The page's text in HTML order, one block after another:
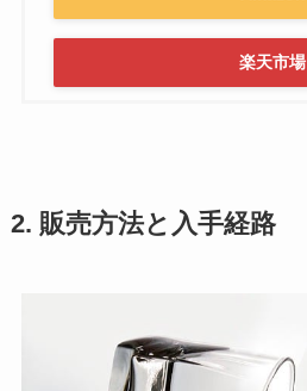
楽天市場
2. 販売方法と入手経路